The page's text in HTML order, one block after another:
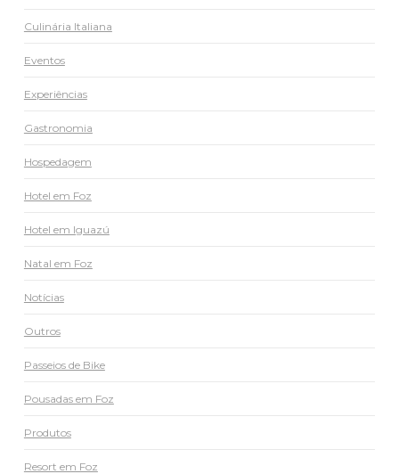
Culinária Italiana
Eventos
Experiências
Gastronomia
Hospedagem
Hotel em Foz
Hotel em Iguazú
Natal em Foz
Notícias
Outros
Passeios de Bike
Pousadas em Foz
Produtos
Resort em Foz